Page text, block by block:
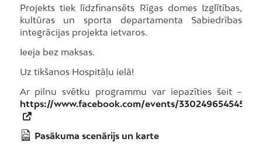
Projekts tiek līdzfinansēts Rīgas domes Izglītības,
kultūras un sporta departamenta Sabiedrības
integrācijas projekta ietvaros.
Ieeja bez maksas.
Uz tikšanos Hospitāļu ielā!
Ar pilnu svētku programmu var iepazīties šeit –
https://www.facebook.com/events/
Pasākuma scenārijs un karte